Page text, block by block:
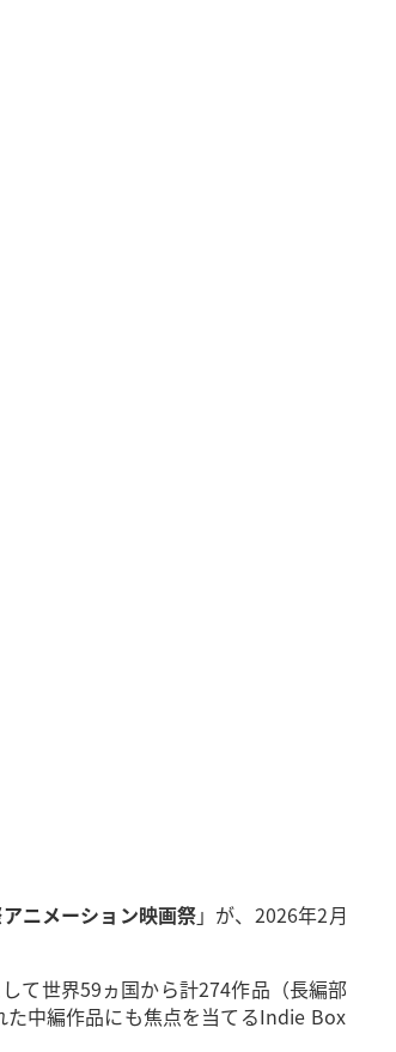
ニメーション映画祭」が、2026年2月
て世界59ヵ国から計274作品（長編部
中編作品にも焦点を当てるIndie Box